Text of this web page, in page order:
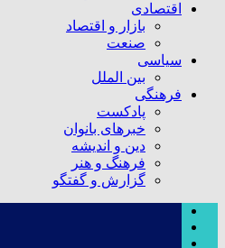
اقتصادی
بازار و اقتصاد
صنعت
سیاسی
بین الملل
فرهنگی
پادکست
خبرهای بانوان
دین و اندیشه
فرهنگ و هنر
گزارش و گفتگو